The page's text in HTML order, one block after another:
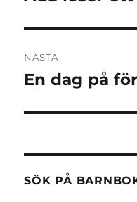
NÄSTA
Nästa
En dag på
SÖK PÅ